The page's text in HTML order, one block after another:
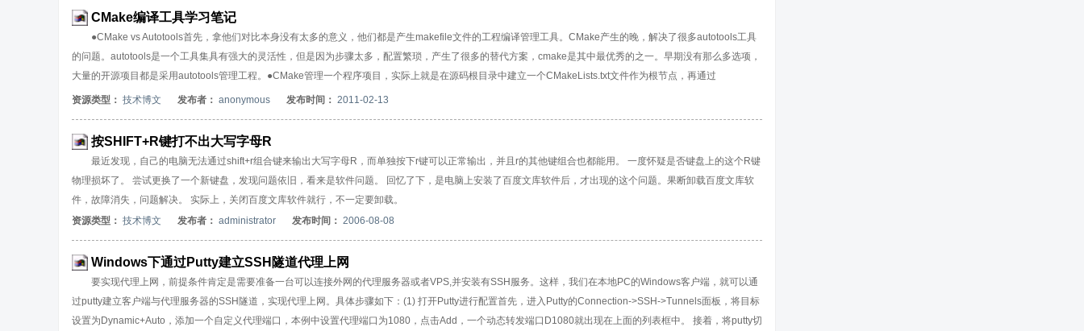
CMake编译工具学习笔记
●CMake vs Autotools首先，拿他们对比本身没有太多的意义，他们都是产生makefile文件的工程编译管理工具。CMake产生的晚，解决了很多autotools工具
的问题。autotools是一个工具集具有强大的灵活性，但是因为步骤太多，配置繁琐，产生了很多的替代方案，cmake是其中最优秀的之一。早期没有那么多选项，
大量的开源项目都是采用autotools管理工程。●CMake管理一个程序项目，实际上就是在源码根目录中建立一个CMakeLists.txt文件作为根节点，再通过
add_subdirectory(subdir)包含其下级源码子目录，而下级源码目录中的CMakeLists.txt进一步通过add_subdirectory(subdir)包含其下级源码目录，最终把所有源
件搜索路径。对于多个源码子目录（多个CMakeLists.txt)的项目，任意指定其中一个源码目配置为编译成可执行文件，其他源码目
资源类型： 技术博文 发布者： anonymous 发布时间： 2011-02-13
按SHIFT+R键打不出大写字母R
最近发现，自己的电脑无法通过shift+r组合键来输出大写字母R，而单独按下r键可以正常输出，并且r的其他键组合也都能用。 一度怀疑是否键盘上的这个R键
物理损坏了。 尝试更换了一个新键盘，发现问题依旧，看来是软件问题。 回忆了下，是电脑上安装了百度文库软件后，才出现的这个问题。果断卸载百度文库软
件，故障消失，问题解决。 实际上，关闭百度文库软件就行，不一定要卸载。
资源类型： 技术博文 发布者： administrator 发布时间： 2006-08-08
Windows下通过Putty建立SSH隧道代理上网
要实现代理上网，前提条件肯定是需要准备一台可以连接外网的代理服务器或者VPS,并安装有SSH服务。这样，我们在本地PC的Windows客户端，就可以通
过putty建立客户端与代理服务器的SSH隧道，实现代理上网。具体步骤如下：(1) 打开Putty进行配置首先，进入Putty的Connection->SSH->Tunnels面板，将目标
设置为Dynamic+Auto，添加一个自定义代理端口，本例中设置代理端口为1080，点击Add，一个动态转发端口D1080就出现在上面的列表框中。 接着，将putty切